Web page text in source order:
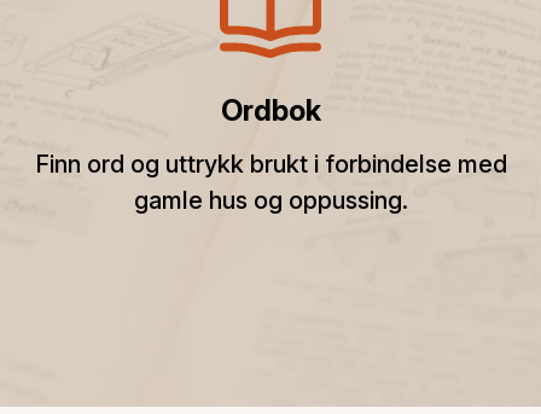
Ordbok
Finn ord og uttrykk brukt i forbindelse med
gamle hus og oppussing.